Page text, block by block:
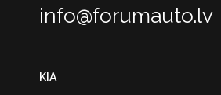
KIA
info@forumauto.lv